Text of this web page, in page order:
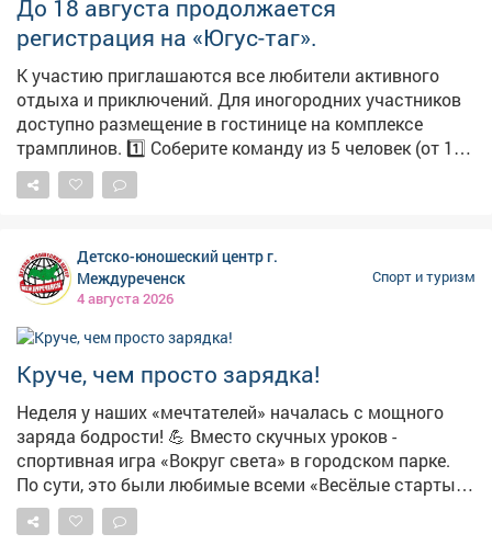
До 18 августа продолжается
регистрация на «Югус-таг».
К участию приглашаются все любители активного
отдыха и приключений. Для иногородних участников
доступно размещение в гостинице на комплексе
трамплинов. 1️⃣ Соберите команду из 5 человек (от 16
лет, пол значения не имеет). 2️⃣ Внесите взнос. 3️⃣
Покорите трассу «Югус-таг». В программе: забеги,
испытание с автомобилем. 📞 Подробная информация
по тел.: 8-923-467-93-53. #югустаг#visitkuzbass#югус
Детско-юношеский центр г.
Междуреченск
4 августа 2026
Спорт и туризм
Круче, чем просто зарядка!
Неделя у наших «мечтателей» началась с мощного
заряда бодрости! 💪 Вместо скучных уроков -
спортивная игра «Вокруг света» в городском парке.
По сути, это были любимые всеми «Весёлые старты»,
только в разы интереснее! Ребята бегали, прыгали,
проявляли чудеса ловкости и, конечно, поддерживали